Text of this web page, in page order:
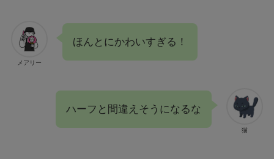
メアリー
ほんとにかわいすぎる！
猫
ハーフと間違えそうになるな